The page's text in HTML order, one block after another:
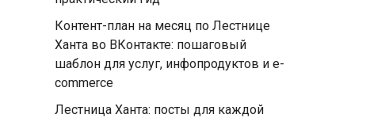
Контент-план на месяц по Лестнице
Ханта во ВКонтакте: пошаговый
шаблон для услуг, инфопродуктов и e-
commerce
Лестница Ханта: посты для каждой